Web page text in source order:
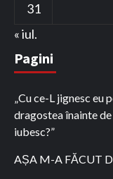
31
« iul.
Pagini
„Cu ce-L jignesc eu
dragostea înainte
iubesc?”
AȘA M-A FĂCUT